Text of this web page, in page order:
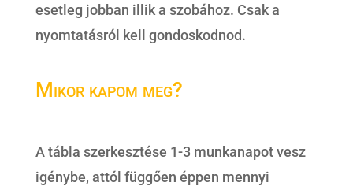
esetleg jobban illik a szobához. Csak a
nyomtatásról kell gondoskodnod.
Mikor kapom meg?
A tábla szerkesztése 1-3 munkanapot vesz
igénybe, attól függően éppen mennyi